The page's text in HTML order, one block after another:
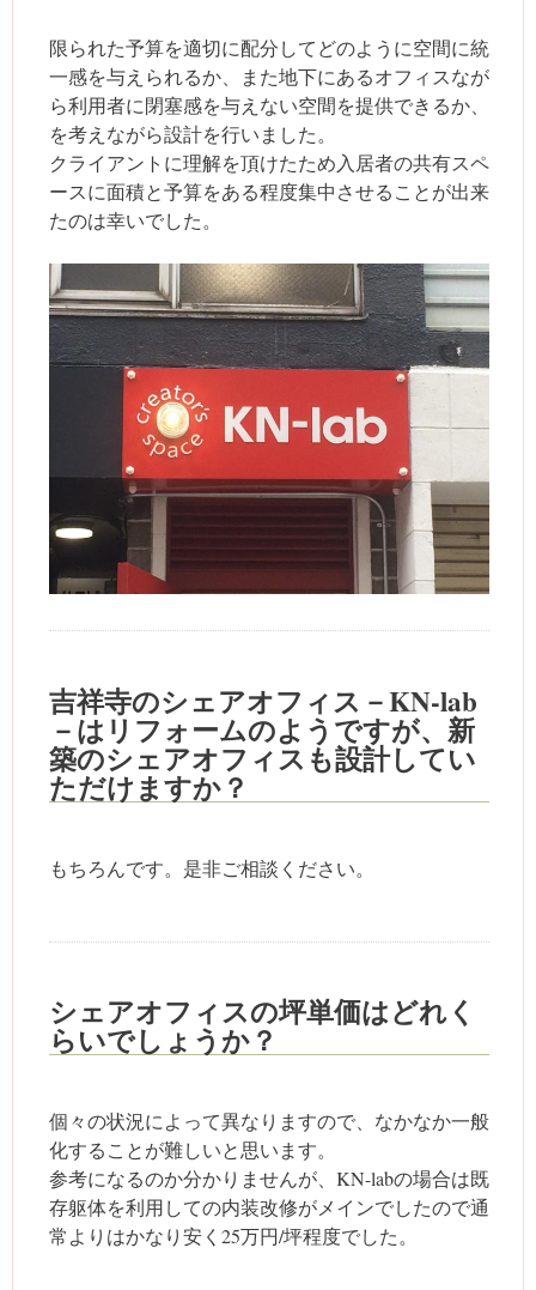
限られた予算を適切に配分してどのように空間に統
一感を与えられるか、また地下にあるオフィスなが
ら利用者に閉塞感を与えない空間を提供できるか、
を考えながら設計を行いました。
クライアントに理解を頂けたため入居者の共有スペ
ースに面積と予算をある程度集中させることが出来
たのは幸いでした。
吉祥寺のシェアオフィス－KN-lab
－はリフォームのようですが、新
築のシェアオフィスも設計してい
ただけますか？
もちろんです。是非ご相談ください。
シェアオフィスの坪単価はどれく
らいでしょうか？
個々の状況によって異なりますので、なかなか一般
化することが難しいと思います。
参考になるのか分かりませんが、KN-labの場合は既
存躯体を利用しての内装改修がメインでしたので通
常よりはかなり安く25万円/坪程度でした。